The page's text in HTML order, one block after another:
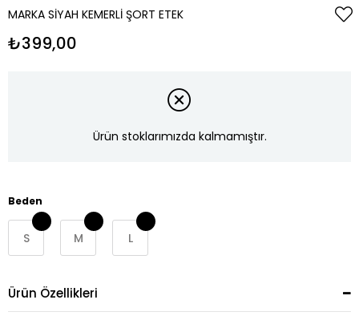
MARKA SIYAH KEMERLI ŞORT ETEK
₺399,00
Ürün stoklarımızda kalmamıştır.
Beden
S M L
Ürün Özellikleri